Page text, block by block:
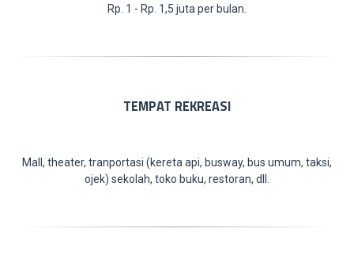
Rp. 1 - Rp. 1,5 juta per bulan.
TEMPAT REKREASI
Mall, theater, tranportasi (kereta api, busway, bus umum, taksi,
ojek) sekolah, toko buku, restoran, dll.